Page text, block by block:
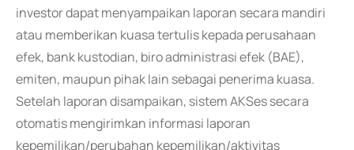
investor dapat menyampaikan laporan secara mandiri
atau memberikan kuasa tertulis kepada perusahaan
efek, bank kustodian, biro administrasi efek (BAE),
emiten, maupun pihak lain sebagai penerima kuasa.
Setelah laporan disampaikan, sistem AKSes secara
otomatis mengirimkan informasi laporan
kepemilikan/perubahan kepemilikan/aktivitas